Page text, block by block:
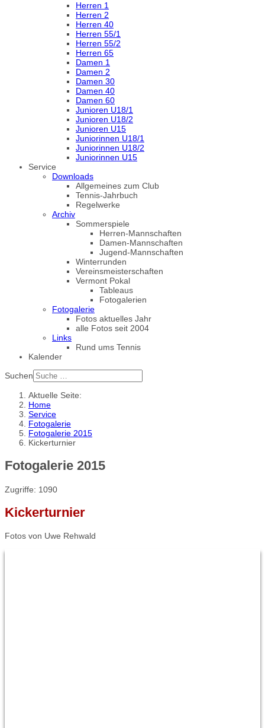
Herren 1
Herren 2
Herren 40
Herren 55/1
Herren 55/2
Herren 65
Damen 1
Damen 2
Damen 30
Damen 40
Damen 60
Junioren U18/1
Junioren U18/2
Junioren U15
Juniorinnen U18/1
Juniorinnen U18/2
Juniorinnen U15
Service
Downloads
Allgemeines zum Club
Tennis-Jahrbuch
Regelwerke
Archiv
Sommerspiele
Herren-Mannschaften
Damen-Mannschaften
Jugend-Mannschaften
Winterrunden
Vereinsmeisterschaften
Vermont Pokal
Tableaus
Fotogalerien
Fotogalerie
Fotos aktuelles Jahr
alle Fotos seit 2004
Links
Rund ums Tennis
Kalender
Suchen
Aktuelle Seite:
Home
Service
Fotogalerie
Fotogalerie 2015
Kickerturnier
Fotogalerie 2015
Zugriffe: 1090
Kickerturnier
Fotos von Uwe Rehwald